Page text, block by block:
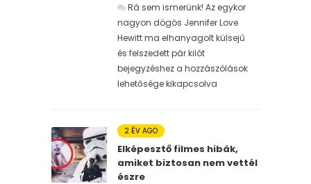
Rá sem ismerünk! Az egykor
nagyon dögös Jennifer Love
Hewitt ma elhanyagolt külsejű
és felszedett pár kilót
bejegyzéshez a hozzászólások
lehetősége kikapcsolva
2 ÉV AGO
Elképesztő filmes hibák,
amiket biztosan nem vettél
észre